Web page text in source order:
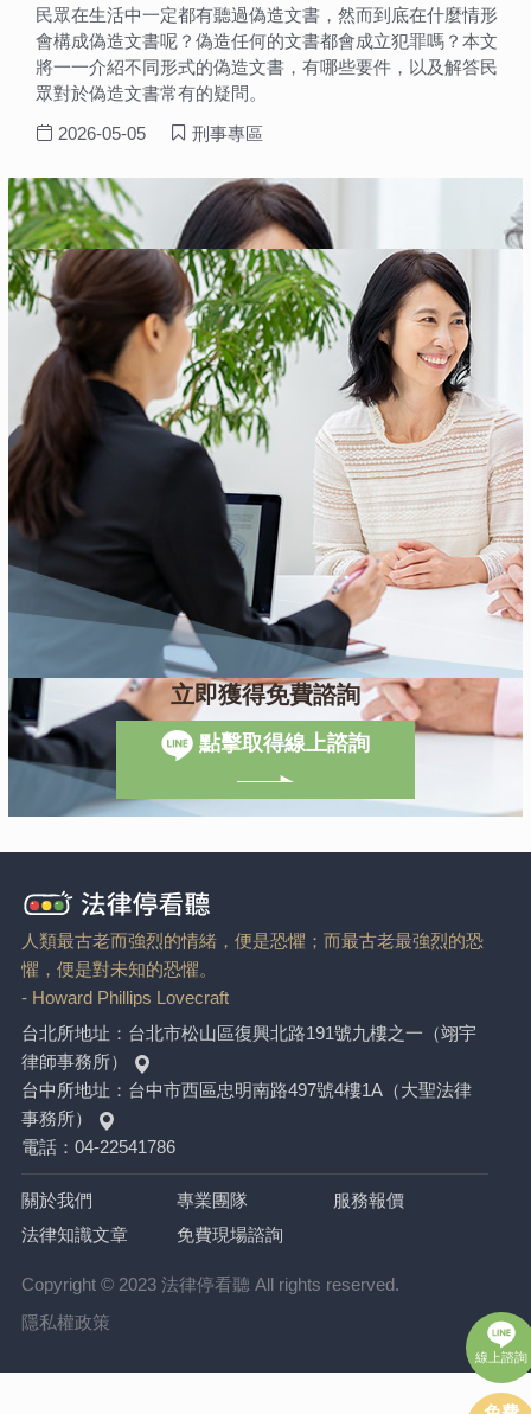
民眾在生活中一定都有聽過偽造文書，然而到底在什麼情形
會構成偽造文書呢？偽造任何的文書都會成立犯罪嗎？本文
將一一介紹不同形式的偽造文書，有哪些要件，以及解答民
眾對於偽造文書常有的疑問。
2026-05-05
刑事專區
立即獲得免費諮詢
點擊取得線上諮詢
人類最古老而強烈的情緒，便是恐懼；而最古老最強烈的恐
懼，便是對未知的恐懼。
- Howard Phillips Lovecraft
台北所地址： 台北市松山區復興北路191號九樓之一（翊宇
律師事務所）
台中所地址： 台中市西區忠明南路497號4樓1A（大聖法律
事務所）
電話： 04-22541786
關於我們 專業團隊
服務報價
法律知識文章
免費現場諮詢
Copyright © 2023 法律停看聽 All rights reserved.
隱私權政策
線上諮詢